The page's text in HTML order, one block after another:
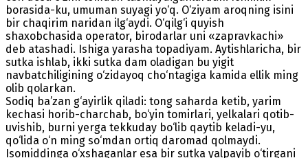
borasida-ku, umuman suyagi yo‘q. O‘ziyam aroqning isini
bir chaqirim naridan ilg‘aydi. O‘qilg‘i quyish
shaxobchasida operator, birodarlar uni «zapravkachi»
deb atashadi. Ishiga yarasha topadiyam. Aytishlaricha, bir
sutka ishlab, ikki sutka dam oladigan bu yigit
navbatchiligining o‘zidayoq cho‘ntagiga kamida ellik ming
olib qolarkan.
Sodiq ba’zan g‘ayirlik qiladi: tong saharda ketib, yarim
kechasi horib-charchab, bo‘yin tomirlari, yelkalari qotib-
uvishib, burni yerga tekkuday bo‘lib qaytib keladi-yu,
qo‘lida o‘n ming so‘mdan ortiq daromad qolmaydi.
Isomiddinga o‘xshaganlar esa bir sutka yalpayib o‘tirgani